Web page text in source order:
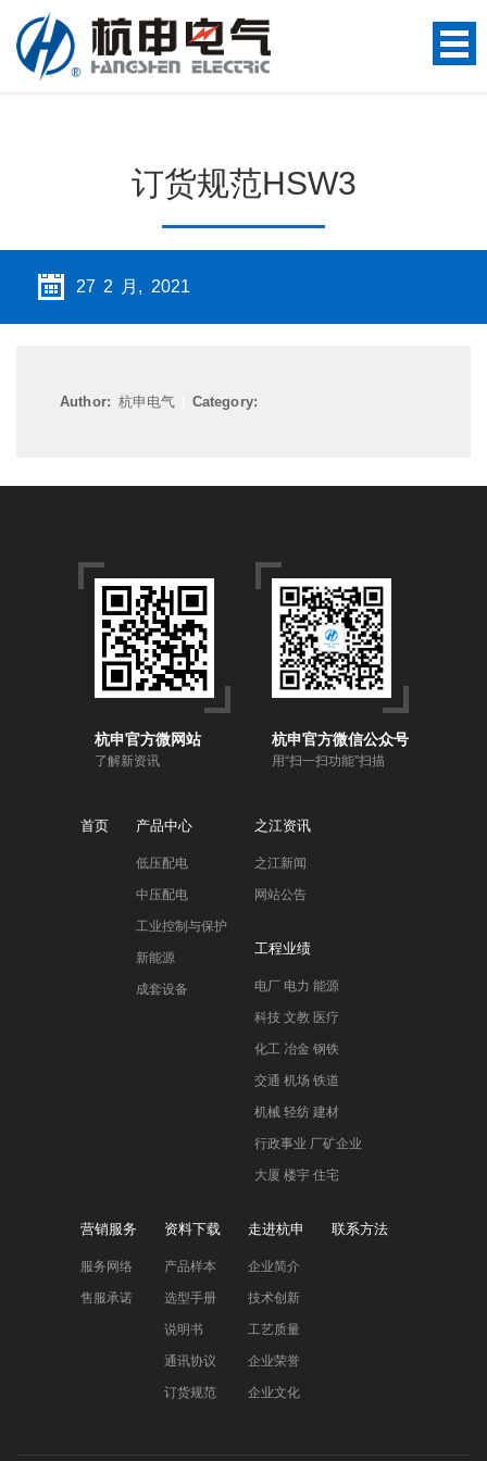
订货规范HSW3
27 2 月, 2021
Author: 杭申电气| Category:
杭申官方微网站
了解新资讯
杭申官方微信公众号
用“扫一扫功能”扫描
首页 产品中心
低压配电
中压配电
工业控制与保护
新能源
成套设备
之江资讯
之江新闻
网站公告
工程业绩
电厂 电力 能源
科技 文教 医疗
化工 冶金 钢铁
交通 机场 铁道
机械 轻纺 建材
行政事业 厂矿企业
大厦 楼宇 住宅
营销服务
服务网络
售服承诺
资料下载
产品样本
选型手册
说明书
通讯协议
订货规范
走进杭申
企业简介
技术创新
工艺质量
企业荣誉
企业文化
联系方法